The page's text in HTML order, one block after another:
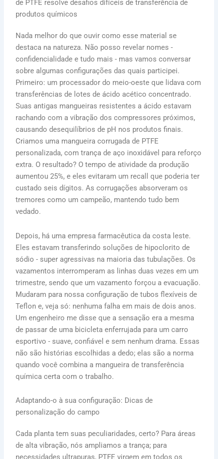
de PTFE resolve desafios difíceis de transferência de
produtos químicos
Nada melhor do que ouvir como esse material se
destaca na natureza. Não posso revelar nomes -
confidencialidade e tudo mais - mas vamos conversar
sobre algumas configurações das quais participei.
Primeiro: um processador do meio-oeste que lidava com
transferências de lotes de ácido acético concentrado.
Suas antigas mangueiras resistentes a ácido estavam
rachando com a vibração dos compressores próximos,
causando desequilíbrios de pH nos produtos finais.
Criamos uma mangueira corrugada de PTFE
personalizada, com trança de aço inoxidável para reforço
extra. O resultado? O tempo de atividade da produção
aumentou 25%, e eles evitaram um recall que poderia ter
custado seis dígitos. As corrugações absorveram os
tremores como um campeão, mantendo tudo bem
vedado.
Depois, há uma empresa farmacêutica da costa leste.
Eles estavam transferindo soluções de hipoclorito de
sódio - super agressivas na maioria das tubulações. Os
vazamentos interromperam as linhas duas vezes em um
trimestre, sendo que um vazamento forçou a evacuação.
Mudaram para nossa configuração de tubos flexíveis de
Teflon e, veja só: nenhuma falha em mais de dois anos.
Um engenheiro me disse que a sensação era a mesma
de passar de uma bicicleta enferrujada para um carro
esportivo - suave, confiável e sem nenhum drama. Essas
não são histórias escolhidas a dedo; elas são a norma
quando você combina a mangueira de transferência
química certa com o trabalho.
Adaptando-o à sua configuração: Dicas de
personalização do campo
Cada planta tem suas peculiaridades, certo? Para áreas
de alta vibração, nós ampliamos a trança; para
necessidades ultrapuras, PTFE virgem em todos os